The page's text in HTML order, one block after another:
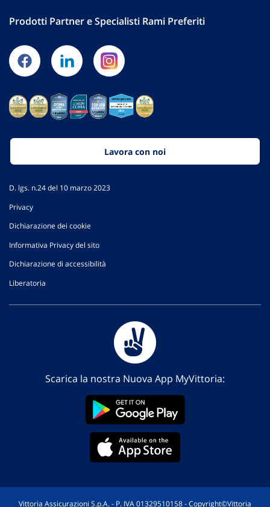
Prodotti Partner e Specialisti Rami Preferiti
Lavora con noi
D. lgs. n.24 del 10 marzo 2023
Privacy
Dichiarazione dei cookie
Informativa Privacy del sito
Dichiarazione di accessibilità
Liberatoria
Scarica la nostra Nuova App MyVittoria:
Vittoria Assicurazioni S.p.A. - P. IVA 01329510158 - Copyright©Vittoria